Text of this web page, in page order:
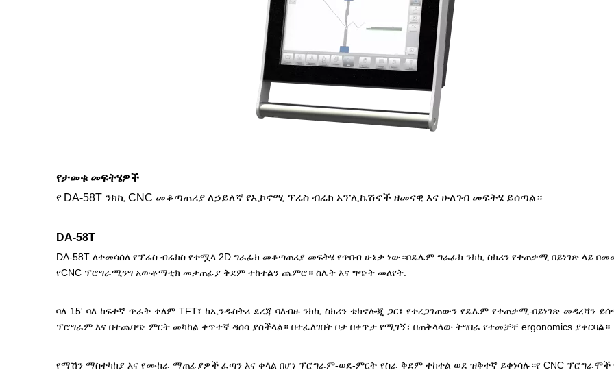
የታመቁ መፍትሄዎች
የ DA-58T ንክኪ CNC መቆጣጠሪያ ለኃይለኛ የኢኮኖሚ ፕሬስ ብሬክ አፕሊኬሽኖች ዘመናዊ እና ሁለገብ መፍትሄ ይሰጣል።
DA-58T
DA-58T ለተመሳሰለ የፕሬስ ብሬክስ የተሟላ 2D ግራፊክ መቆጣጠሪያ መፍትሄ የጥበብ ሁኔታ ነው።በዴሌም ግራፊክ ንክኪ ስክሪን የተጠቃሚ በይነገጽ ላይ
የCNC ፕሮግራሚንግ አውቶማቲክ መታጠፊያ ቅደም ተከተልን ጨምሮ። ስሌት እና ግጭት መለየት.
ባለ 15' ባለ ከፍተኛ ጥራት ቀለም TFT፣ ከኢንዱስትሪ ደረጃ ባለብዙ ንክኪ ስክሪን ቴክኖሎጂ ጋር፣ የተረጋገጠውን የዴሌም የተጠቃሚ-በይነገጽ መዳረሻን
ፕሮግራም እና በተጨባጭ ምርት መካከል ቀጥተኛ ዳሰሳ ያስችላል። በተፈለገበት ቦታ በቀጥታ የሚገኝ፣ በጠቅላላው ትግበራ የተመቻቸ ergonomics ያቀርባል።
የማሽን ማስተካከያ እና የሙከራ ማጠፊያዎች ፈጣን እና ቀላል በሆነ ፕሮግራም-ወደ-ምርት የስራ ቅደም ተከተል ወደ ዝቅተኛ ይቀነሳሉ።የ CNC